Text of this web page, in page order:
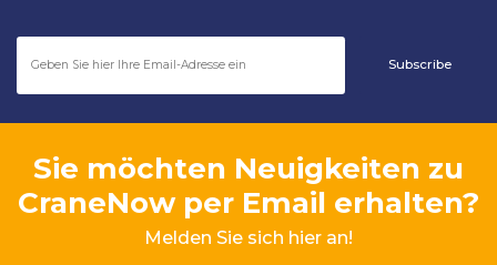
Sie möchten Neuigkeiten zu
CraneNow per Email erhalten?
Melden Sie sich hier an!